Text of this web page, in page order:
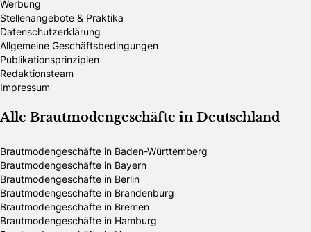
Werbung
Stellenangebote & Praktika
Datenschutzerklärung
Allgemeine Geschäftsbedingungen
Publikationsprinzipien
Redaktionsteam
Impressum
Alle Brautmodengeschäfte in Deutschland
Brautmodengeschäfte in Baden-Württemberg
Brautmodengeschäfte in Bayern
Brautmodengeschäfte in Berlin
Brautmodengeschäfte in Brandenburg
Brautmodengeschäfte in Bremen
Brautmodengeschäfte in Hamburg